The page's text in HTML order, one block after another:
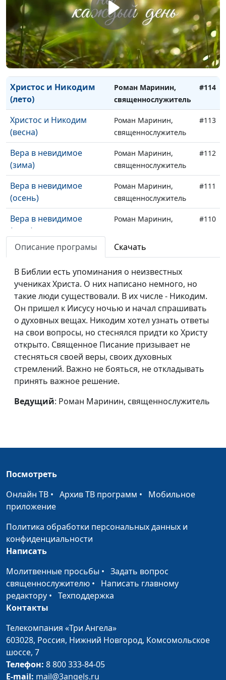
Христос и Никодим
(зима)
Роман Маринин,
священнослужитель
#116
Христос и Никодим
(осень)
Роман Маринин,
священнослужитель
#115
Христос и Никодим
(лето)
Роман Маринин,
священнослужитель
#114
Христос и Никодим
(весна)
Роман Маринин,
священнослужитель
#113
Вера в невидимое
(зима)
Роман Маринин,
священнослужитель
#112
Вера в невидимое
(осень)
Роман Маринин,
священнослужитель
#111
Вера в невидимое
(лето)
Роман Маринин,
#110
Вера в невидимое
Роман Маринин,
Невидимая защита
(зима)
Роман Маринин,
священнослужитель
Невидимая защита
(осень)
Роман Маринин,
священнослужитель
#107
Невидимая защита
(лето)
Роман Маринин,
священнослужитель
Невидимая защита
Роман Маринин,
Борьба с искушением
Роман Маринин,
#103
Борьба с искушением
(лето)
священнослужитель
Борьба с искушением
(весна)
священнослужитель
Труд для Господа (зима)
Труд для Господа
(осень)
Роман Маринин,
Труд для Господа (лето)
священнослужитель
Труд для Господа
(весна)
Роман Маринин,
#97
Описание програмы Скачать
В Библии есть упоминания о неизвестных
учениках Христа. О них написано немного, но
такие люди существовали. В их числе - Никодим.
Он пришел к Иисусу ночью и начал спрашивать
о духовных вещах. Никодим хотел узнать ответы
на свои вопросы, но стеснялся придти ко Христу
открыто. Священное Писание призывает не
стесняться своей веры, своих духовных
стремлений. Важно не бояться, не откладывать
принять важное решение.
Ведущий: Роман Маринин, священнослужитель
Посмотреть
Онлайн ТВ • Архив ТВ программ • Мобильное
приложение
Политика обработки персональных данных и
конфиденциальности
Написать
Молитвенные просьбы • Задать вопрос
священнослужителю • Написать главному
редактору • Техподдержка
Контакты
Телекомпания «Три Ангела»
603028, Россия, Нижний Новгород, Комсомольское
шоссе, 7
Телефон: 8 800 333-84-05
E-mail: mail@3angels.ru